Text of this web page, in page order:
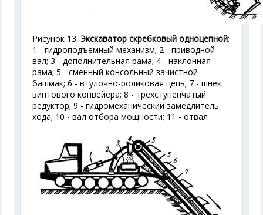
Рисунок 13.Экскаватор скребковый одноцепной:
1 - гидроподъемный механизм; 2 - приводной
вал; 3 - дополнительная рама; 4 - наклонная
рама; 5 - сменный консольный зачистной
башмак; 6 - втулочно-роликовая цепь; 7 - шнек
винтового конвейера; 8 - трехступенчатый
редуктор; 9 - гидромеханический замедлитель
хода; 10 - вал отбора мощности; 11 - отвал